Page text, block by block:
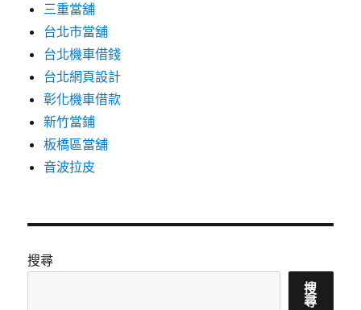
三重當舖
台北市當舖
台北機車借錢
台北網頁設計
彰化機車借款
新竹當鋪
板橋區當舖
音波拉皮
搜尋
搜
尋